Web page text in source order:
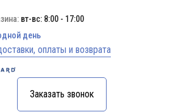
вт-вс: 8:00 - 17:00
день
оплаты и возврата
Заказать звонок